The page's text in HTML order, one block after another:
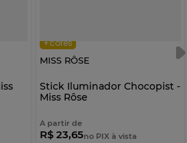
+cores
MISS RÔSE
Stick Iluminador Chocopist -
Miss Rôse
A partir de
R$ 23,65no PIX à vista